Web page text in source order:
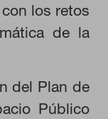
los retos
de la
del Plan de
Público
Puede